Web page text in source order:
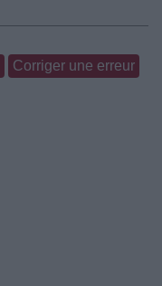
Corriger une erreur